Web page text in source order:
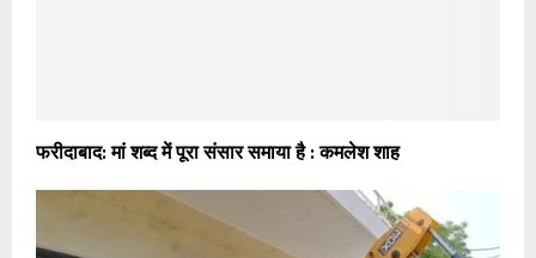
फरीदाबाद: मां शब्द में पूरा संसार समाया है : कमलेश शाह